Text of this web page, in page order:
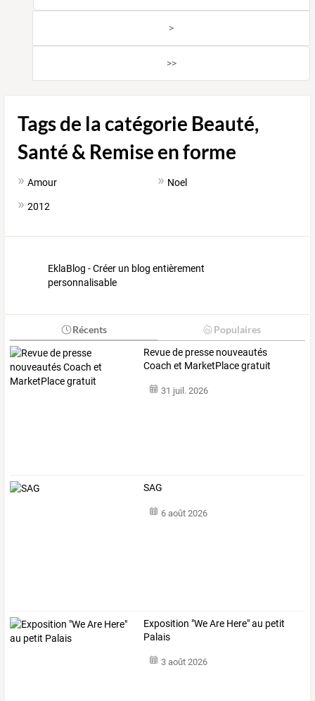
>
>>
Tags de la catégorie Beauté,
Santé & Remise en forme
Amour Noel
2012
EklaBlog - Créer un blog entièrement
personnalisable
Récents Populaires
Revue de presse nouveautés
Coach et MarketPlace gratuit
31 juil. 2026
SAG
6 août 2026
Exposition "We Are Here" au petit
Palais
3 août 2026